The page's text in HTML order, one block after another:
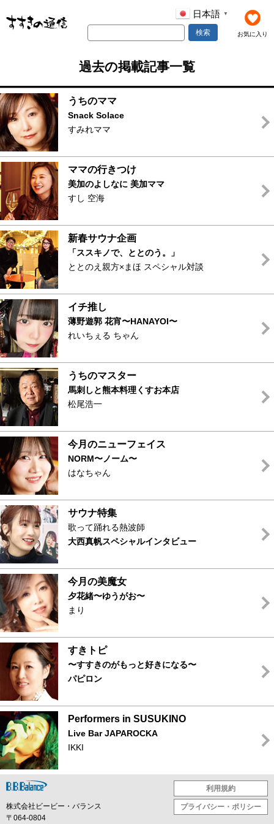
お気に入り
日本語 ▼
検索
過去の掲載記事一覧
うちのママ
Snack Solace
すみれママ
ママの行きつけ
美加のよしなに 美加ママ
すし 空海
新春サウナ企画
「ススキノで、ととのう。」
ととのえ親方×まほ スペシャル対談
イチ推し
薄野遊郭 花宵〜HANAYOI〜
れいちぇる ちゃん
うちのマスター
馬刺しと熊本料理くすお本店
松尾浩一
今月のニューフェイス
NORM〜ノーム〜
はなちゃん
サウナ特集
歌って踊れる熱波師
大西真帆スペシャルインタビュー
今月の美魔女
夕花緒〜ゆうがお〜
まり
すきトピ
〜すすきのがもっと好きになる〜
パピロン
Performers in SUSUKINO
Live BarJAPAROCKA
IKKI
株式会社ビービー・バランス
〒064-0804
利用規約
プライバシー・ポリシー